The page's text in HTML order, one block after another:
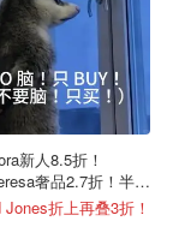
新人8.5折！
奢品2.7折！半价
劳伦！
Jones折上再叠3折！